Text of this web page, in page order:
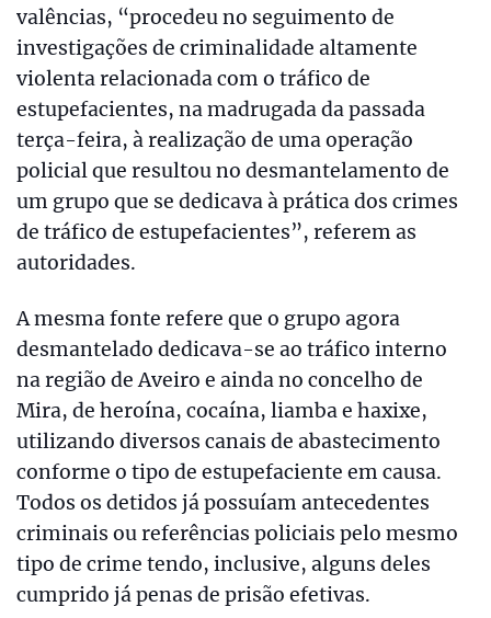
valências, “procedeu no seguimento de
investigações de criminalidade altamente
violenta relacionada com o tráfico de
estupefacientes, na madrugada da passada
terça-feira, à realização de uma operação
policial que resultou no desmantelamento de
um grupo que se dedicava à prática dos crimes
de tráfico de estupefacientes”, referem as
autoridades.
A mesma fonte refere que o grupo agora
desmantelado dedicava-se ao tráfico interno
na região de Aveiro e ainda no concelho de
Mira, de heroína, cocaína, liamba e haxixe,
utilizando diversos canais de abastecimento
conforme o tipo de estupefaciente em causa.
Todos os detidos já possuíam antecedentes
criminais ou referências policiais pelo mesmo
tipo de crime tendo, inclusive, alguns deles
cumprido já penas de prisão efetivas.